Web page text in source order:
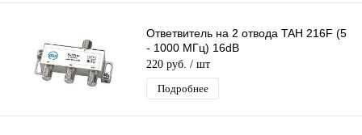
Ответвитель на 2 отвода TAH 216F (5
- 1000 МГц) 16dB
220 руб. / шт
Подробнее